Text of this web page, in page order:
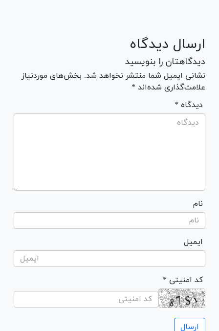
ارسال دیدگاه
دیدگاهتان را بنویسید
نشانی ایمیل شما منتشر نخواهد شد. بخش‌های موردنیاز
علامت‌گذاری شده‌اند *
* دیدگاه
نام
ایمیل
* کد امنیتی